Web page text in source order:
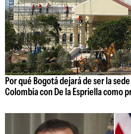
Por qué Bogotá dejará de ser la
Colombia con De la Espriella como